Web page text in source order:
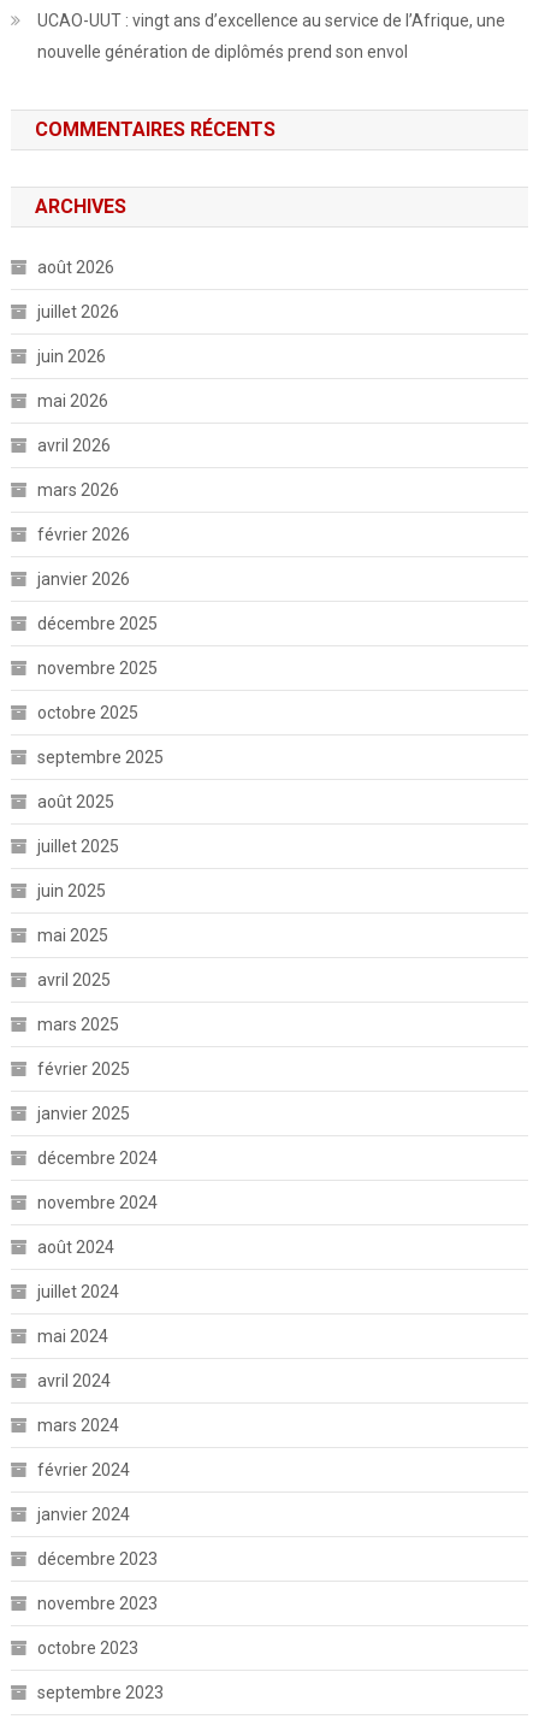
UCAO-UUT : vingt ans d’excellence au service de l’Afrique, une
nouvelle génération de diplômés prend son envol
COMMENTAIRES RÉCENTS
ARCHIVES
août 2026
juillet 2026
juin 2026
mai 2026
avril 2026
mars 2026
février 2026
janvier 2026
décembre 2025
novembre 2025
octobre 2025
septembre 2025
août 2025
juillet 2025
juin 2025
mai 2025
avril 2025
mars 2025
février 2025
janvier 2025
décembre 2024
novembre 2024
août 2024
juillet 2024
mai 2024
avril 2024
mars 2024
février 2024
janvier 2024
décembre 2023
novembre 2023
octobre 2023
septembre 2023